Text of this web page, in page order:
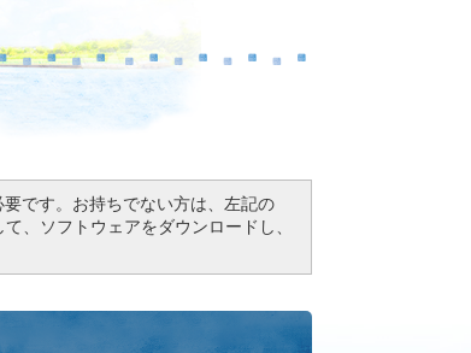
です。お持ちでない方は、左記の
、ソフトウェアをダウンロードし、